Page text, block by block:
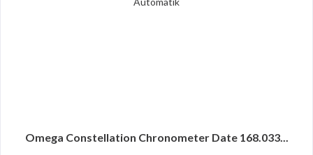
Omega Constellation Chronometer Date 168.033...